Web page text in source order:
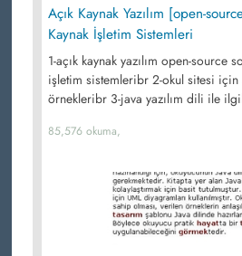
Açık Kaynak Yazılım [open-
Kaynak İşletim Sistemleri
1-açık kaynak yazılım open-source
işletim sistemleribr 2-okul sitesi
örnekleribr 3-java yazılım dili ile
85,576 okuma,